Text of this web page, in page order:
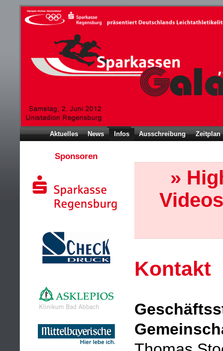
Aktuelles News Infos Ausschreibung Zeitplan
Sponsoren
»
Kontakt